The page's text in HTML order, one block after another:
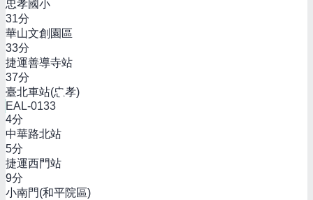
忠孝國小
31分
華山文創園區
33分
捷運善導寺站
37分
臺北車站(忠孝)
EAL-0133
4分
中華路北站
5分
捷運西門站
9分
小南門(和平院區)